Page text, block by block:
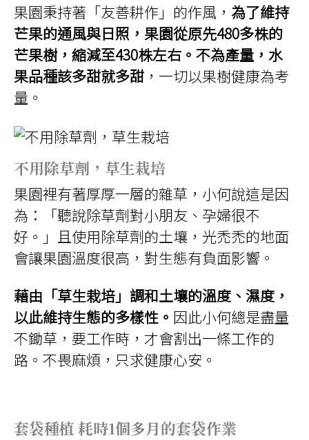
果園秉持著「友善耕作」的作風， 為了維持
芒果的通風與日照，果園從原先480多株的
芒果樹，縮減至430株左右。不為產量，水
果品種該多甜就多甜 ，一切以果樹健康為考
量。
不用除草劑，草生栽培
果園裡有著厚厚一層的雜草，小何說這是因
為：「聽說除草劑對小朋友、孕婦很不
好。」且使用除草劑的土壤，光禿禿的地面
會讓果園溫度很高，對生態有負面影響。
藉由「草生栽培」調和土壤的溫度、濕度，
以此維持生態的多樣性。 因此小何總是盡量
不鋤草，要工作時，才會割出一條工作的
路。不畏麻煩，只求健康心安。
套袋種植 耗時1個多月的套袋作業